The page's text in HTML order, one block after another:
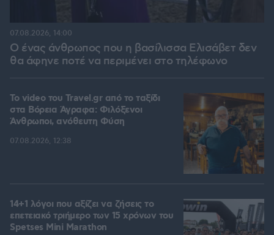
Ο ένας άνθρωπος που η βασίλισσα Ελισάβετ δεν
θα άφηνε ποτέ να περιμένει στο τηλέφωνο
07.08.2026, 14:00
To video του Travel.gr από το ταξίδι
στα Βόρεια Άγραφα: Φιλόξενοι
Άνθρωποι, ανόθευτη Φύση
07.08.2026, 12:38
14+1 λόγοι που αξίζει να ζήσεις το
επετειακό τριήμερο των 15 χρόνων του
Spetses Mini Marathon